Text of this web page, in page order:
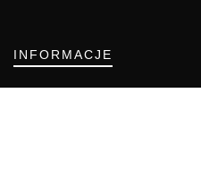
INFORMACJE